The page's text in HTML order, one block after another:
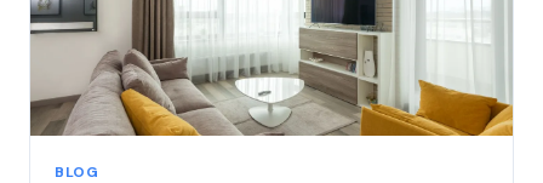
BLOG